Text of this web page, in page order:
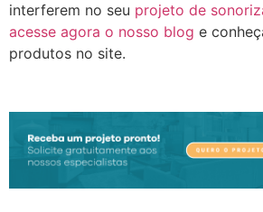
interferem no seu projeto de
acesse agora o nosso blog e
produtos no site.